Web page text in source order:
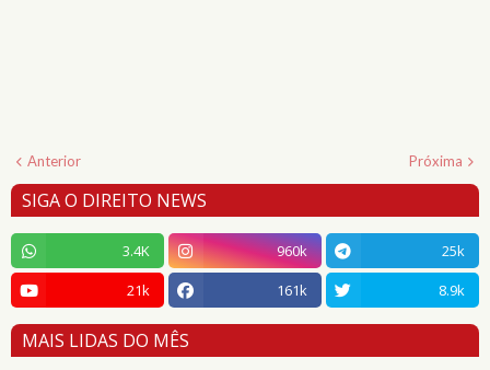
Anterior Próxima
SIGA O DIREITO NEWS
3.4K 960k
25k
21k
161k 8.9k
MAIS LIDAS DO MÊS